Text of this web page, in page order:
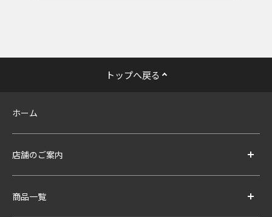
トップへ戻る
ホーム
店舗のご案内
商品一覧